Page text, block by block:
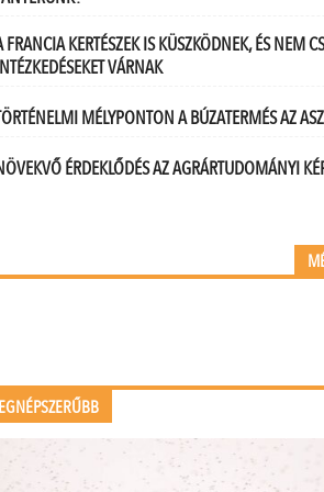
FRANCIA KERTÉSZEK IS KÜSZKÖDNEK, ÉS NEM
VÁRNAK
MÉLYPONTON A BÚZATERMÉS AZ
ÉRDEKLŐDÉS AZ AGRÁRTUDOMÁNYI